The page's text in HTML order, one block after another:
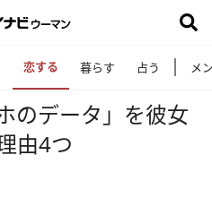
恋する 暮らす 占う メ
のデータ」を彼女
由4つ